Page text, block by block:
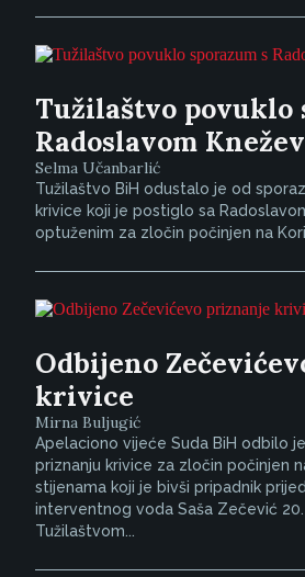
Tužilaštvo povuklo
Radoslavom
Selma Učanbarlić
Tužilaštvo BiH odustalo je od
krivice koji je postiglo sa
optuženim za zločin počinjen na
Odbijeno
krivice
Mirna Buljugić
Apelaciono vijeće Suda BiH odbilo
priznanju krivice za zločin počinjen
stijenama koji je bivši pripadnik
interventnog voda Saša Zečević 20.
Tužilaštvom...